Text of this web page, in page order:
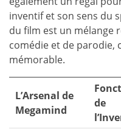
inventif et son sens du
du film est un mélange
comédie et de parodie,
mémorable.
L’Arsenal de
Megamind
de